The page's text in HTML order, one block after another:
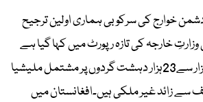
خوارج کی سرکوبی ہماری اولین ترجیح
خارجہ کی تازہ رپورٹ میں کہا گیا ہے
کہ افغانستان میں 20ہزار سے23ہزار دہشت گردوں پر مشتمل ملیشیا
زائد غیر ملکی ہیں۔افغانستان میں